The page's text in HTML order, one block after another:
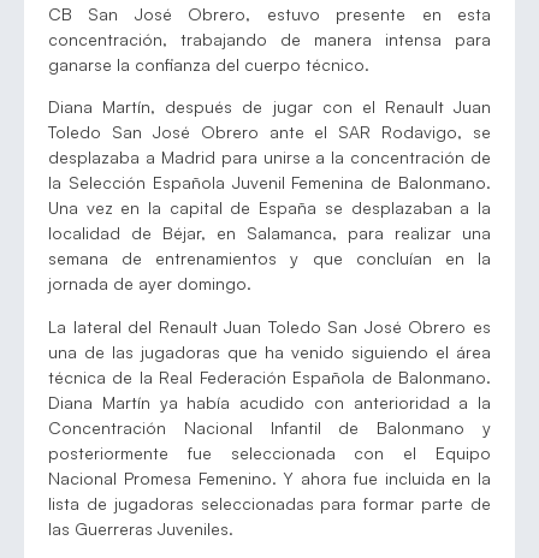
CB San José Obrero, estuvo presente en esta
concentración, trabajando de manera intensa para
ganarse la confianza del cuerpo técnico.
Diana Martín, después de jugar con el Renault Juan
Toledo San José Obrero ante el SAR Rodavigo, se
desplazaba a Madrid para unirse a la concentración de
la Selección Española Juvenil Femenina de Balonmano.
Una vez en la capital de España se desplazaban a la
localidad de Béjar, en Salamanca, para realizar una
semana de entrenamientos y que concluían en la
jornada de ayer domingo.
La lateral del Renault Juan Toledo San José Obrero es
una de las jugadoras que ha venido siguiendo el área
técnica de la Real Federación Española de Balonmano.
Diana Martín ya había acudido con anterioridad a la
Concentración Nacional Infantil de Balonmano y
posteriormente fue seleccionada con el Equipo
Nacional Promesa Femenino. Y ahora fue incluida en la
lista de jugadoras seleccionadas para formar parte de
las Guerreras Juveniles.